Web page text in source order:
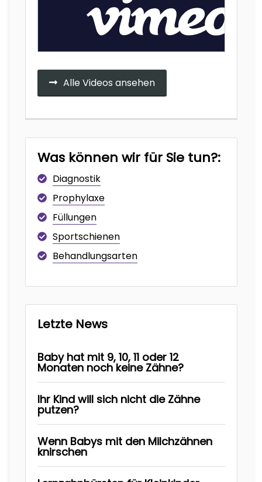
Alle Videos ansehen
Was können wir für Sie tun?:
Diagnostik
Prophylaxe
Füllungen
Sportschienen
Behandlungsarten
Letzte News
Baby hat mit 9, 10, 11 oder 12
Monaten noch keine Zähne?
Ihr Kind will sich nicht die Zähne
putzen?
Wenn Babys mit den Milchzähnen
knirschen